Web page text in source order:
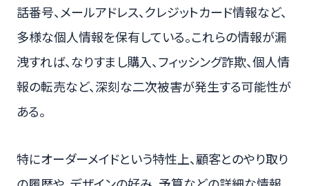
話番号、メールアドレス、クレジットカード情報など、
多様な個人情報を保有している。これらの情報が漏
洩すれば、なりすまし購入、フィッシング詐欺、個人情
報の転売など、深刻な二次被害が発生する可能性が
ある。
特にオーダーメイドという特性上、顧客とのやり取り